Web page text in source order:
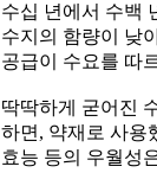
수십 년에서 수백
수지의 함량이 낮
공급이 수요를 따
딱딱하게 굳어진
하면, 약재로 사용
효능 등의 우월성